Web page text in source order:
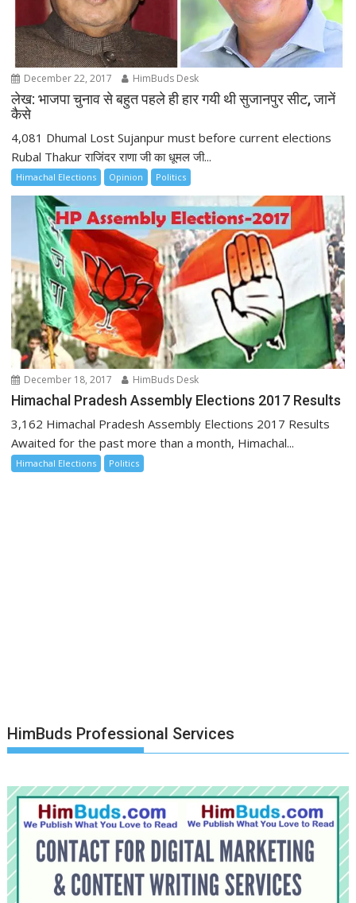
December 22, 2017 HimBuds Desk
लेख: भाजपा चुनाव से बहुत पहले ही हार गयी थी सुजानपुर सीट, जानें
कैसे
4,081 Dhumal Lost Sujanpur must before current elections
Rubal Thakur राजिंदर राणा जी का धूमल जी...
Himachal Elections Opinion Politics
December 18, 2017 HimBuds Desk
Himachal Pradesh Assembly Elections 2017 Results
3,162 Himachal Pradesh Assembly Elections 2017 Results
Awaited for the past more than a month, Himachal...
Himachal Elections Politics
HimBuds Professional Services